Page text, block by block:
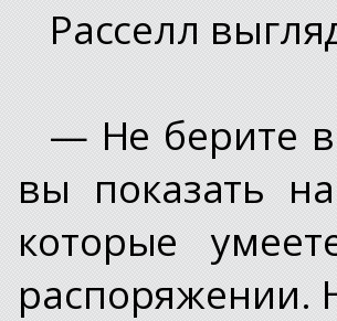
Расселл
— Не берите
вы показать
которые
распоряжении.